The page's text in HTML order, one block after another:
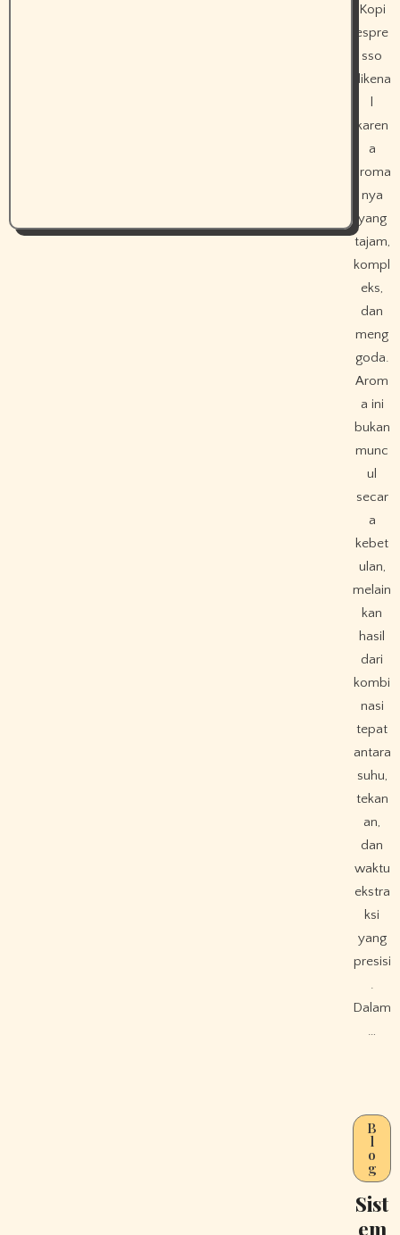
Kopi
espre
sso
dikena
karen
a
aroma
nya
yang
tajam,
kompl
eks,
dan
meng
goda.
Arom
a ini
bukan
munc
ul
secar
a
kebet
ulan,
melain
kan
hasil
dari
kombi
nasi
tepat
antara
suhu,
tekan
an,
dan
waktu
ekstra
ksi
yang
presisi
.
Dalam
…
B
l
o
g
Sist
em